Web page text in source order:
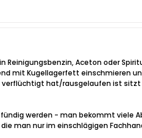
Reinigungsbenzin, Aceton oder
mit Kugellagerfett einschmieren
verflüchtigt hat/rausgelaufen ist
werden - man bekommt viele
man nur im einschlägigen